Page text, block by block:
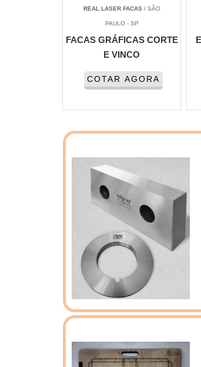
REAL LASER FACAS/ SÃO
PAULO - SP
FACAS GRÁFICAS CORTE
E VINCO
COTAR AGORA